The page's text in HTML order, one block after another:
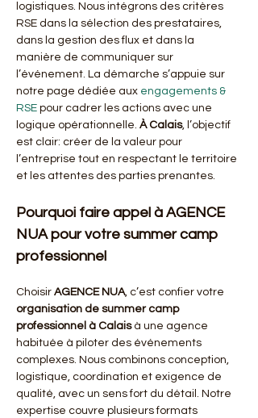
logistiques. Nous intégrons des critères
RSE dans la sélection des prestataires,
dans la gestion des flux et dans la
manière de communiquer sur
l’événement. La démarche s’appuie sur
notre page dédiée aux engagements &
RSE pour cadrer les actions avec une
logique opérationnelle. À Calais, l’objectif
est clair: créer de la valeur pour
l’entreprise tout en respectant le territoire
et les attentes des parties prenantes.
Pourquoi faire appel à AGENCE
NUA pour votre summer camp
professionnel
Choisir AGENCE NUA, c’est confier votre
organisation de summer camp
professionnel à Calais à une agence
habituée à piloter des événements
complexes. Nous combinons conception,
logistique, coordination et exigence de
qualité, avec un sens fort du détail. Notre
expertise couvre plusieurs formats